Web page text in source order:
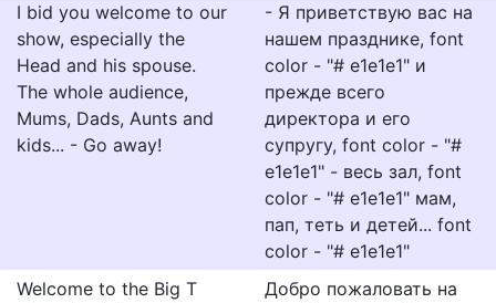
I bid you welcome to our
show, especially the
Head and his spouse.
The whole audience,
Mums, Dads, Aunts and
kids... - Go away!
- Я приветствую вас на
нашем празднике, font
color - "# e1e1e1" и
прежде всего
директора и его
супругу, font color - "#
e1e1e1" - весь зал, font
color - "# e1e1e1" мам,
пап, теть и детей... font
color - "# e1e1e1"
Welcome to the Big T
Добро пожаловать на